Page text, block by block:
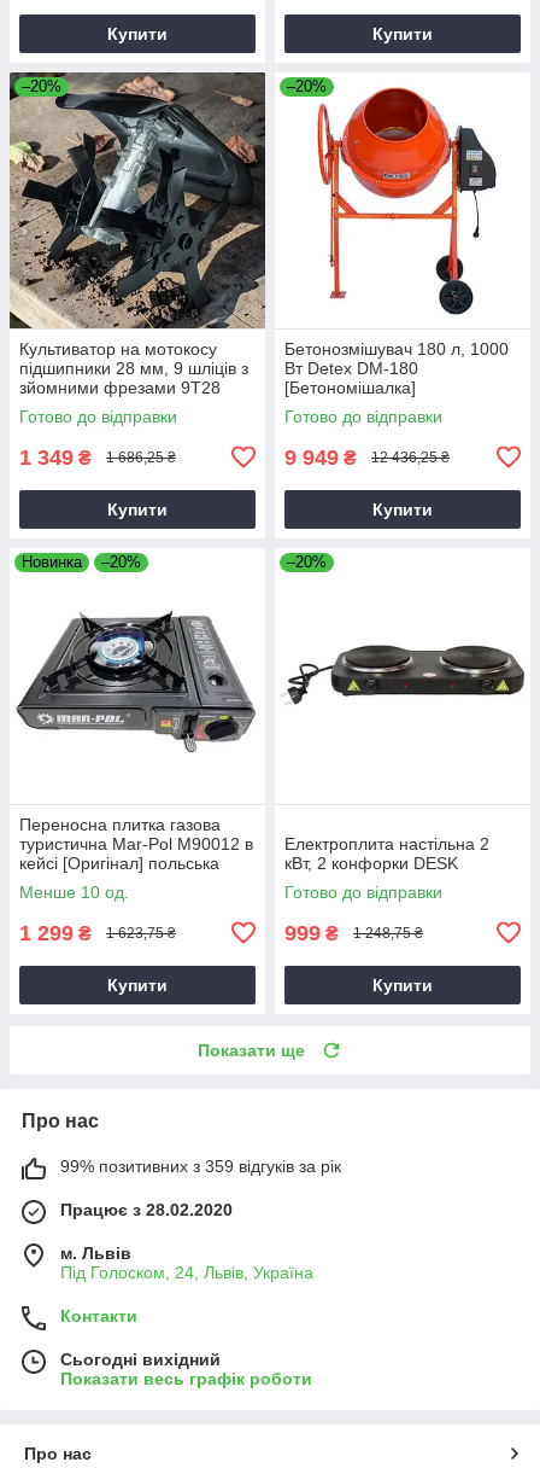
Купити Купити
–20%
Культиватор на мотокосу
підшипники 28 мм, 9 шліців з
зйомними фрезами 9T28
Готово до відправки
1 349 ₴ 1 686,25 ₴
Купити
–20%
Бетонозмішувач 180 л, 1000
Вт Detex DM-180
[Бетономішалка]
Готово до відправки
9 949 ₴ 12 436,25 ₴
Купити
Новинка –20%
Переносна плитка газова
туристична Mar-Pol M90012 в
кейсі [Оригінал] польська
Менше 10 од.
1 299 ₴ 1 623,75 ₴
Купити
–20%
Електроплита настільна 2
кВт, 2 конфорки DESK
Готово до відправки
999 ₴ 1 248,75 ₴
Купити
Показати ще
Про нас
99% позитивних з 359 відгуків за рік
Працює з 28.02.2020
м. Львів
Під Голоском, 24, Львів, Україна
Контакти
Сьогодні вихідний
Показати весь графік роботи
Про нас